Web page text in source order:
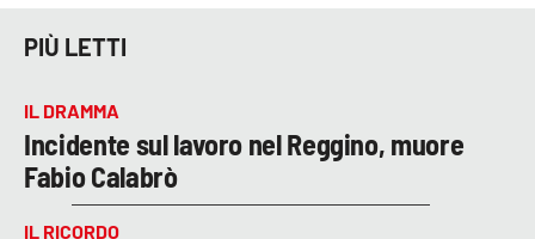
PIÙ LETTI
IL DRAMMA
Incidente sul lavoro nel Reggino, muore
Fabio Calabrò
IL RICORDO